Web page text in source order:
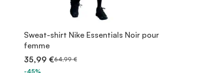
Sweat-shirt Nike Essentials Noir pour
femme
35,99 €64,99 €
-45%